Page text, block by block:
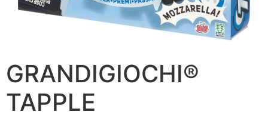
GRANDIGIOCHI®
TAPPLE